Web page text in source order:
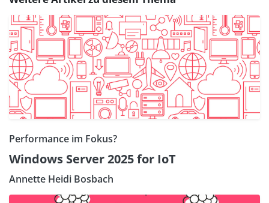
Performance im Fokus?
Windows Server 2025 for IoT
Annette Heidi Bosbach